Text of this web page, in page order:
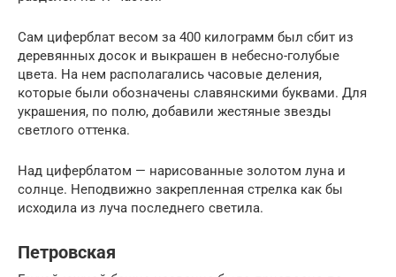
Сам циферблат весом за 400 килограмм был сбит из
деревянных досок и выкрашен в небесно-голубые
цвета. На нем располагались часовые деления,
которые были обозначены славянскими буквами. Для
украшения, по полю, добавили жестяные звезды
светлого оттенка.
Над циферблатом — нарисованные золотом луна и
солнце. Неподвижно закрепленная стрелка как бы
исходила из луча последнего светила.
Петровская